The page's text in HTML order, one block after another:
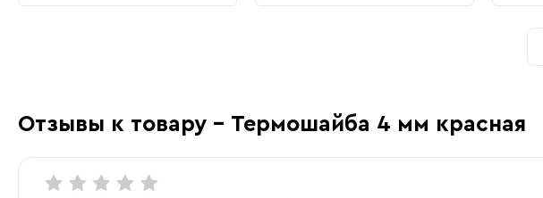
Отзывы к товару - Термошайба 4 мм красная